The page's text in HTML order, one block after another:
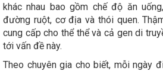
khác nhau bao gồm chế độ ăn
đường ruột, cơ địa và thói quen.
cung cấp cho thể thể và cả gen di
tới vấn đề này.
Theo chuyên gia cho biết, mỗi ngày